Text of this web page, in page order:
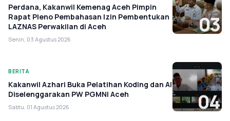
Perdana, Kakanwil Kemenag Aceh Pimpin
Rapat Pleno Pembahasan Izin Pembentukan
LAZNAS Perwakilan di Aceh
Senin, 03 Agustus 2026
03
BERITA
Kakanwil Azhari Buka Pelatihan Koding dan AI
Diselenggarakan PW PGMNI Aceh
Sabtu, 01 Agustus 2026 04